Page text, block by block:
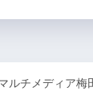
チメディア梅